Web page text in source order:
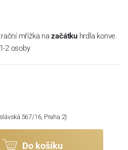
mřížka nazačátkuhrdla konve.
2 osoby
567/16, Praha 2)
Do košíku